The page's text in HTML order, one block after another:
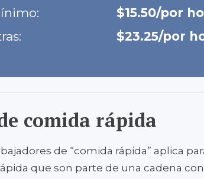
$15.50/por
$23.25/por
comida rápida
de “comida rápida” aplica
que son parte de una cadena